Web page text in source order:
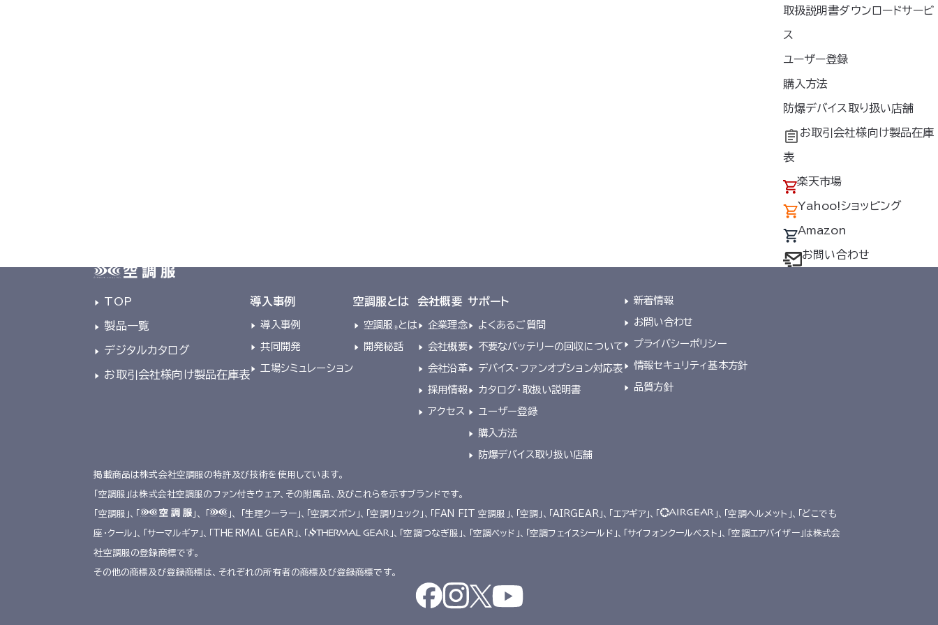
取扱説明書ダウンロードサービ
ス
ユーザー登録
購入方法
防爆デバイス取り扱い店舗
お取引会社様向け製品在庫
表
楽天市場
Yahoo!ショッピング
Amazon
お問い合わせ
TOP
製品一覧
デジタルカタログ
お取引会社様向け製品在庫表
導入事例
導入事例
共同開発
工場シミュレーション
空調服とは
空調服 ®とは
開発秘話
会社概要
企業理念
会社概要
会社沿革
採用情報
アクセス
サポート
よくあるご質問
不要なバッテリーの回収について
デバイス・ファンオプション対応表
カタログ・取扱い説明書
ユーザー登録
購入方法
防爆デバイス取り扱い店舗
新着情報
お問い合わせ
プライバシーポリシー
情報セキュリティ基本方針
品質方針
掲載商品は株式会社空調服の特許及び技術を使用しています。
「空調服」は株式会社空調服のファン付きウェア、その附属品、及びこれらを示すブランドです。
「空調服」、「 」、 「 」、 「生理クーラー」、「空調ズボン」、「空調リュック」、「FAN FIT 空調服」、「空調」、「AIRGEAR」、「エアギア」、「 」、「空調ヘルメット」、「どこでも
座･クール」、「サーマルギア」、「THERMAL GEAR」、「 」、「空調つなぎ服」、「空調ベッド」、「空調フェイスシールド」、「サイフォンクールベスト」、「空調エアバイザー」は株式会
社空調服の登録商標です。
その他の商標及び登録商標は、それぞれの所有者の商標及び登録商標です。